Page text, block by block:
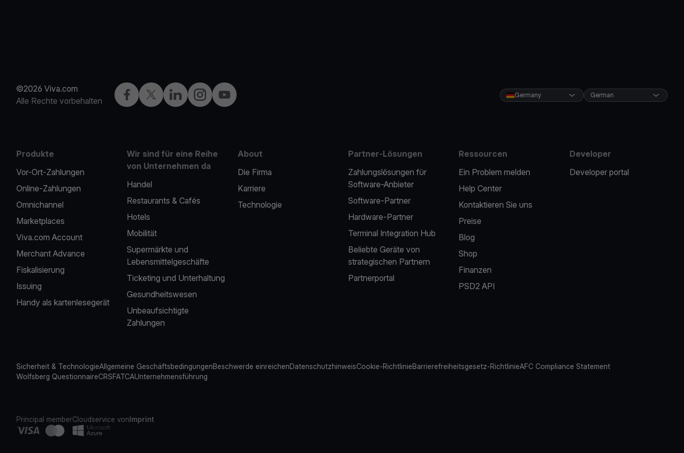
©2026 Viva.com
Alle Rechte vorbehalten
Facebook
X LinkedInInstagramYouTube Germany German
Produkte
Vor-Ort-Zahlungen
Online-Zahlungen
Omnichannel
Marketplaces
Viva.com Account
Merchant Advance
Fiskalisierung
Issuing
Handy als kartenlesegerät
Wir sind für eine Reihe
von Unternehmen da
Handel
Restaurants & Cafés
Hotels
Mobilität
Supermärkte und
Lebensmittelgeschäfte
Ticketing und Unterhaltung
Gesundheitswesen
Unbeaufsichtigte
Zahlungen
About
Die Firma
Karriere
Technologie
Partner-Lösungen
Zahlungslösungen für
Software-Anbieter
Software-Partner
Hardware-Partner
Terminal Integration Hub
Beliebte Geräte von
strategischen Partnern
Partnerportal
Ressourcen
Ein Problem melden
Help Center
Kontaktieren Sie uns
Preise
Blog
Shop
Finanzen
PSD2 API
Developer
Developer portal
Sicherheit & TechnologieAllgemeine GeschäftsbedingungenBeschwerde einreichenDatenschutzhinweisCookie-RichtlinieBarrierefreiheitsgesetz-RichtlinieAFC Compliance Statement
Wolfsberg QuestionnaireCRSFATCAUnternehmensführung
Principal memberCloudservice vonImprint